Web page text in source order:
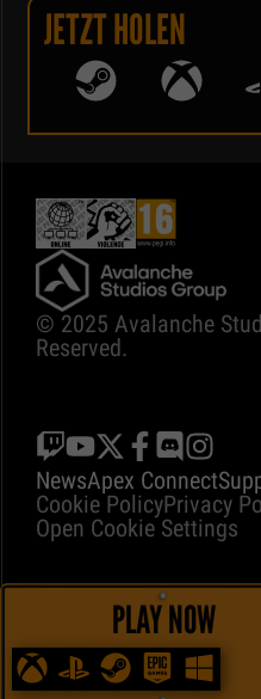
JETZTHOLEN
© 2025 Avalanche
Reserved.
PLAY NOW
NewsApex Connect
Cookie PolicyPrivacy
Open Cookie Settings